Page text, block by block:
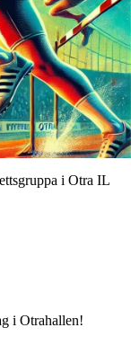
i Otra IL
i Otrahallen!